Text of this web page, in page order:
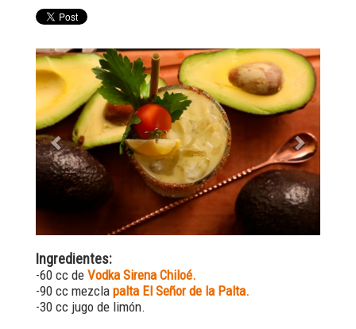
Previous Next
Ingredientes:
-60 cc de Vodka Sirena Chiloé.
-90 cc mezcla palta El Señor de la Palta.
-30 cc jugo de limón.